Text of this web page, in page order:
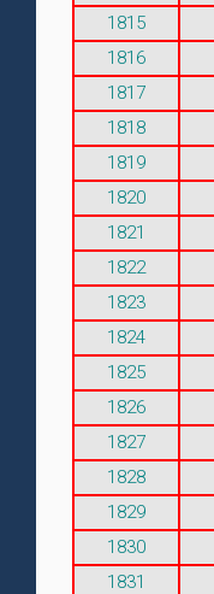
1815
1816
1817
1818
1819
1820
1821
1822
1823
1824
1825
1826
1827
1828
1829
1830
1831